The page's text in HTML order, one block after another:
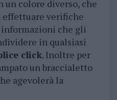
un colore diverso, che
effettuare verifiche
che gli
in qualsiasi
click. Inoltre per
un braccialetto
agevolerà la